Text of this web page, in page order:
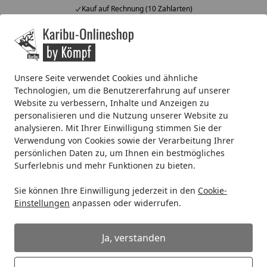
Unsere Seite verwendet Cookies und ähnliche
Technologien, um die Benutzererfahrung auf unserer
Website zu verbessern, Inhalte und Anzeigen zu
personalisieren und die Nutzung unserer Website zu
analysieren. Mit Ihrer Einwilligung stimmen Sie der
Verwendung von Cookies sowie der Verarbeitung Ihrer
persönlichen Daten zu, um Ihnen ein bestmögliches
Surferlebnis und mehr Funktionen zu bieten.
Sie können Ihre Einwilligung jederzeit in den Cookie-
Einstellungen anpassen oder widerrufen.
Ja, verstanden
Fachberatung & individuelle Angebote
Alle Produkte
Mein Konto
Startseite
OSMO TopOil 0,5 Liter
OSMO TopOil 0,5 Liter
(1 Bewertung)